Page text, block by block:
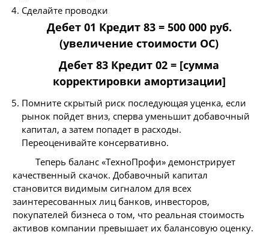
Сделайте проводки
Дебет 01 Кредит 83 = 500 000 руб.
(увеличение стоимости ОС)
Дебет 83 Кредит 02 = [сумма
корректировки амортизации]
Помните скрытый риск последующая уценка, если
рынок пойдет вниз, сперва уменьшит добавочный
капитал, а затем попадет в расходы.
Переоценивайте консервативно.
Теперь баланс «ТехноПрофи» демонстрирует
качественный скачок. Добавочный капитал
становится видимым сигналом для всех
заинтересованных лиц банков, инвесторов,
покупателей бизнеса о том, что реальная стоимость
активов компании превышает их балансовую оценку.